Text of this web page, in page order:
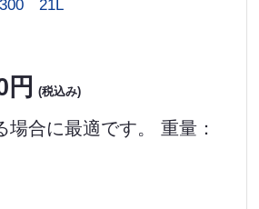
21L
円 (税込み)
場合に最適です。 重量：